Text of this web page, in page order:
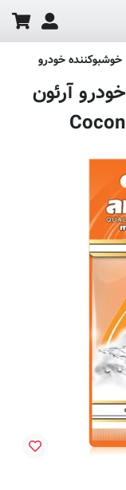
خوشبوکننده خودرو
آرئون